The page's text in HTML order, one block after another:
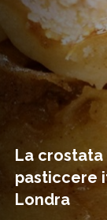
La
pasticcere
Londra